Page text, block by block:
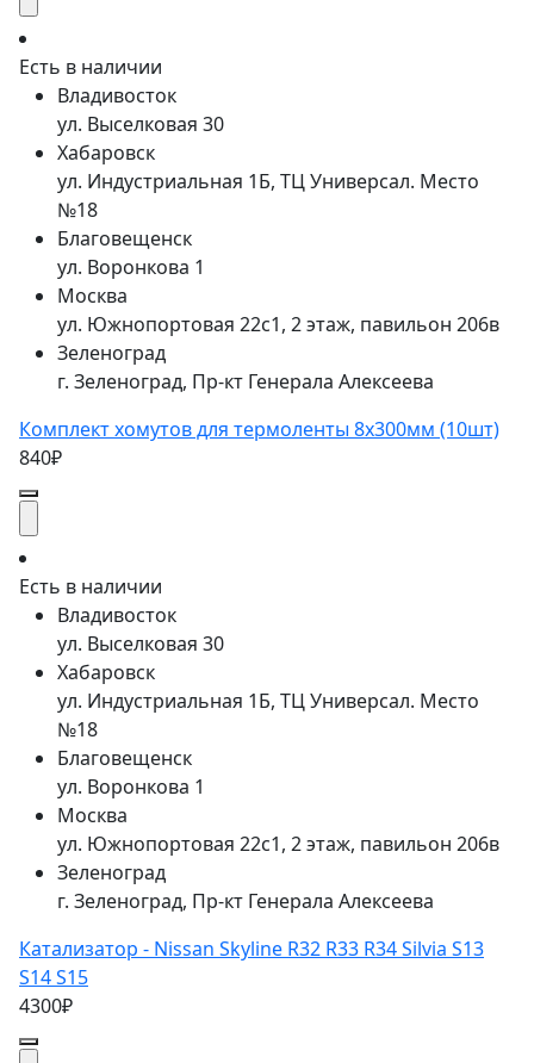
Есть в наличии
Владивосток
ул. Выселковая 30
Хабаровск
ул. Индустриальная 1Б, ТЦ Универсал. Место
№18
Благовещенск
ул. Воронкова 1
Москва
ул. Южнопортовая 22с1, 2 этаж, павильон 206в
Зеленоград
г. Зеленоград, Пр-кт Генерала Алексеева
Комплект хомутов для термоленты 8х300мм (10шт)
840₽
Есть в наличии
Владивосток
ул. Выселковая 30
Хабаровск
ул. Индустриальная 1Б, ТЦ Универсал. Место
№18
Благовещенск
ул. Воронкова 1
Москва
ул. Южнопортовая 22с1, 2 этаж, павильон 206в
Зеленоград
г. Зеленоград, Пр-кт Генерала Алексеева
Катализатор - Nissan Skyline R32 R33 R34 Silvia S13
S14 S15
4300₽